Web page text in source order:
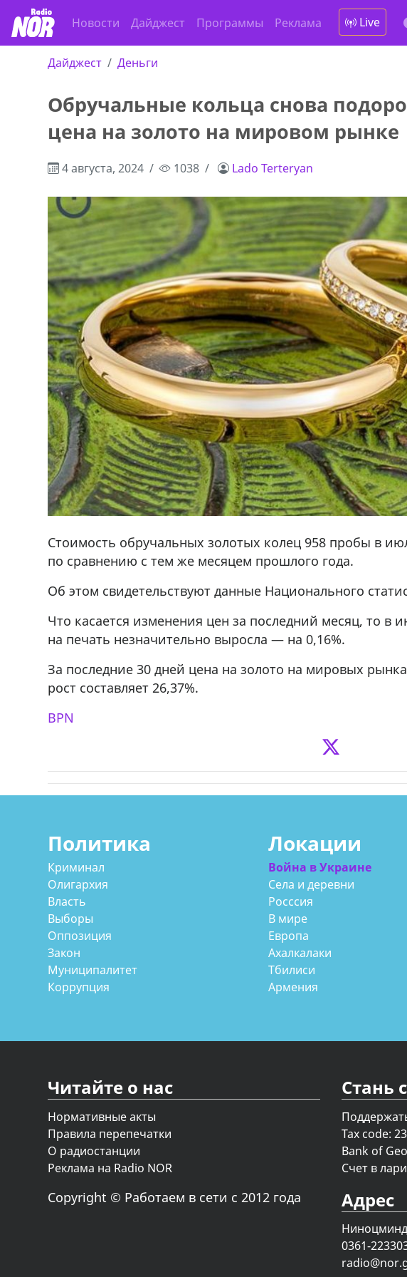
Новости Дайджест Программы Реклама Live
Дайджест Деньги
Обручальные кольца снова
цена на золото на мировом рынке
4 августа, 2024 1038 Lado Terteryan
Стоимость обручальных золотых колец 958 пробы в
по сравнению с тем же месяцем прошлого года.
Об этом свидетельствуют данные Национального
Что касается изменения цен за последний месяц, то
на печать незначительно выросла — на 0,16%.
За последние 30 дней цена на золото на мировых
рост составляет 26,37%.
BPN
551 08 62В городе Ниноцминда около фастфуда Hask
57Whatsap/Viber
Политика
Криминал
Олигархия
Власть
Выборы
Оппозиция
Закон
Муниципалитет
Коррупция
Локации
Война в Украине
Села и деревни
Росссия
В мире
Европа
Ахалкалаки
Тбилиси
Армения
Читайте о нас
Нормативные акты
Правила перепечатки
О радиостанции
Реклама на Radio NOR
Copyright © Работаем в сети с 2012 года
Стань
Tax code:
Bank of
Счет в
Адрес
0361-